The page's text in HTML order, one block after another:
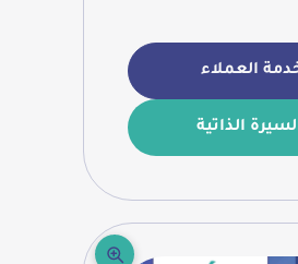
العملاء
الذاتية